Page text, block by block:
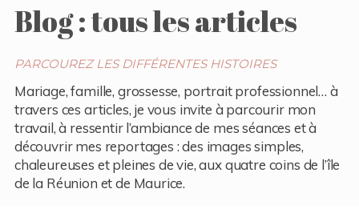
Blog : tous les articles
PARCOUREZ LES DIFFÉRENTES HISTOIRES
Mariage, famille, grossesse, portrait professionnel… à
travers ces articles, je vous invite à parcourir mon
travail, à ressentir l’ambiance de mes séances et à
découvrir mes reportages : des images simples,
chaleureuses et pleines de vie, aux quatre coins de l’île
de la Réunion et de Maurice.